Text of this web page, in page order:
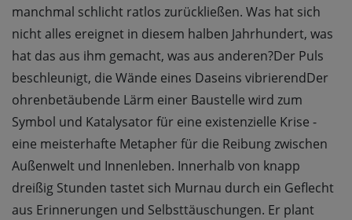
manchmal schlicht ratlos zurückließen. Was hat sich
nicht alles ereignet in diesem halben Jahrhundert, was
hat das aus ihm gemacht, was aus anderen?Der Puls
beschleunigt, die Wände eines Daseins vibrierendDer
ohrenbetäubende Lärm einer Baustelle wird zum
Symbol und Katalysator für eine existenzielle Krise -
eine meisterhafte Metapher für die Reibung zwischen
Außenwelt und Innenleben. Innerhalb von knapp
dreißig Stunden tastet sich Murnau durch ein Geflecht
aus Erinnerungen und Selbsttäuschungen. Er plant